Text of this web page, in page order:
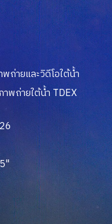
ถ่ายและวิดีโอใต้น้ำ
พถ่ายใต้น้ำ TDEX